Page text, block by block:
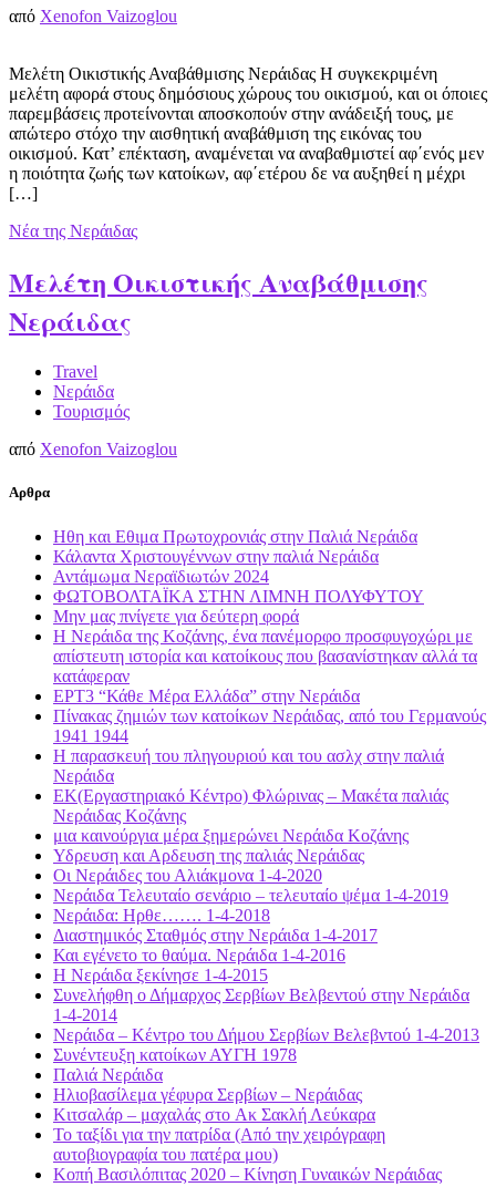
από Xenofon Vaizoglou
Μελέτη Οικιστικής Αναβάθμισης Νεράιδας Η συγκεκριμένη
μελέτη αφορά στους δημόσιους χώρους του οικισμού, και οι όποιες
παρεμβάσεις προτείνονται αποσκοπούν στην ανάδειξή τους, με
απώτερο στόχο την αισθητική αναβάθμιση της εικόνας του
οικισμού. Κατ’ επέκταση, αναμένεται να αναβαθμιστεί αφ΄ενός μεν
η ποιότητα ζωής των κατοίκων, αφ΄ετέρου δε να αυξηθεί η μέχρι
[…]
Νέα της Νεράιδας
Μελέτη Οικιστικής Αναβάθμισης
Νεράιδας
Travel
Νεράιδα
Τουρισμός
από Xenofon Vaizoglou
Αρθρα
Ηθη και Εθιμα Πρωτοχρονιάς στην Παλιά Νεράιδα
Κάλαντα Χριστουγέννων στην παλιά Νεράιδα
Αντάμωμα Νεραϊδιωτών 2024
ΦΩΤΟΒΟΛΤΑΪΚΑ ΣΤΗΝ ΛΙΜΝΗ ΠΟΛΥΦΥΤΟΥ
Μην μας πνίγετε για δεύτερη φορά
Η Νεράιδα της Κοζάνης, ένα πανέμορφο προσφυγοχώρι με
απίστευτη ιστορία και κατοίκους που βασανίστηκαν αλλά τα
κατάφεραν
ΕΡΤ3 “Κάθε Mέρα Ελλάδα” στην Νεράιδα
Πίνακας ζημιών των κατοίκων Νεράιδας, από του Γερμανούς
1941 1944
Η παρασκευή του πληγουριού και του ασλχ στην παλιά
Νεράιδα
ΕΚ(Εργαστηριακό Κέντρο) Φλώρινας – Μακέτα παλιάς
Νεράιδας Κοζάνης
μια καινούργια μέρα ξημερώνει Νεράιδα Κοζάνης
Υδρευση και Αρδευση της παλιάς Νεράιδας
Οι Νεράιδες του Αλιάκμονα 1-4-2020
Νεράιδα Τελευταίο σενάριο – τελευταίο ψέμα 1-4-2019
Νεράιδα: Ηρθε……. 1-4-2018
Διαστημικός Σταθμός στην Νεράιδα 1-4-2017
Και εγένετο το θαύμα. Νεράιδα 1-4-2016
Η Νεράιδα ξεκίνησε 1-4-2015
Συνελήφθη ο Δήμαρχος Σερβίων Βελβεντού στην Νεράιδα
1-4-2014
Νεράιδα – Κέντρο του Δήμου Σερβίων Βελεβντού 1-4-2013
Συνέντευξη κατοίκων ΑΥΓΗ 1978
Παλιά Νεράιδα
Ηλιοβασίλεμα γέφυρα Σερβίων – Νεράιδας
Κιτσαλάρ – μαχαλάς στo Ακ Σακλή Λεύκαρα
Το ταξίδι για την πατρίδα (Από την χειρόγραφη
αυτοβιογραφία του πατέρα μου)
Κοπή Βασιλόπιτας 2020 – Κίνηση Γυναικών Νεράιδας